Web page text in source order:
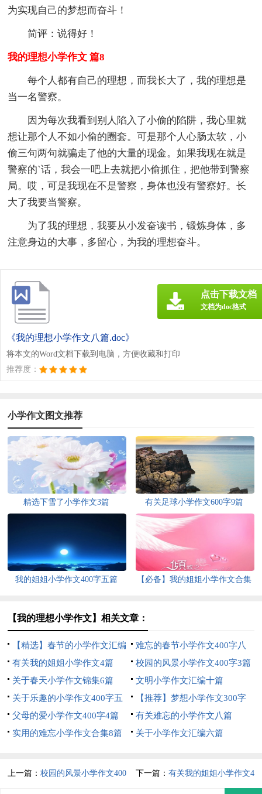
为实现自己的梦想而奋斗！
简评：说得好！
我的理想小学作文 篇8
每个人都有自己的理想，而我长大了，我的理想是
当一名警察。
因为每次我看到别人陷入了小偷的陷阱，我心里就
想让那个人不如小偷的圈套。可是那个人心肠太软，小
偷三句两句就骗走了他的大量的现金。如果我现在就是
警察的`话，我会一吧上去就把小偷抓住，把他带到警察
局。哎，可是我现在不是警察，身体也没有警察好。长
大了我要当警察。
为了我的理想，我要从小发奋读书，锻炼身体，多
注意身边的大事，多留心，为我的理想奋斗。
《我的理想小学作文八篇.doc》
将本文的Word文档下载到电脑，方便收藏和打印
推荐度：
点击下载文档
文档为doc格式
小学作文图文推荐
精选下雪了小学作文3篇 有关足球小学作文600字9篇
我的姐姐小学作文400字五篇
【必备】我的姐姐小学作文合集
【我的理想小学作文】相关文章：
【精选】春节的小学作文汇编
8篇
难忘的春节小学作文400字八
篇
有关我的姐姐小学作文4篇
校园的风景小学作文400字3篇
关于春天小学作文锦集6篇
文明小学作文汇编十篇
关于乐趣的小学作文400字五
篇
【推荐】梦想小学作文300字
八篇
父母的爱小学作文400字4篇
有关难忘的小学作文八篇
实用的难忘小学作文合集8篇
关于小学作文汇编六篇
上一篇：校园的风景小学作文400 下一篇： 有关我的姐姐小学作文4